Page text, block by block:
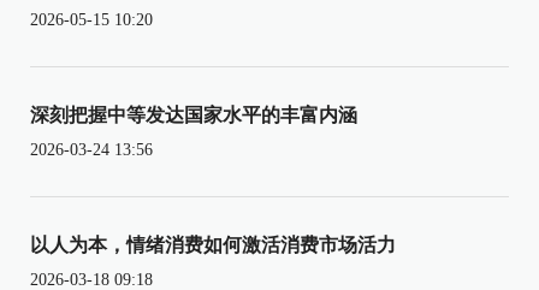
2026-05-15 10:20
深刻把握中等发达国家水平的丰富内涵
2026-03-24 13:56
以人为本，情绪消费如何激活消费市场活力
2026-03-18 09:18